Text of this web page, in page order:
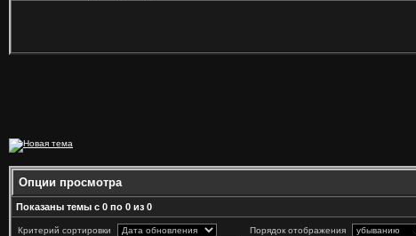
Опции просмотра
Показаны темы с 0 по 0 из 0
Критерий сортировки
Порядок отображения